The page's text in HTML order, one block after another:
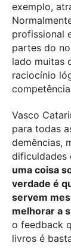
exemplo,
profissional
partes do
lado muitas
raciocínio
Vasco
para todas
demências,
dificuldades
uma coisa
verdade é
servem
melhorar a
o feedback
livros é